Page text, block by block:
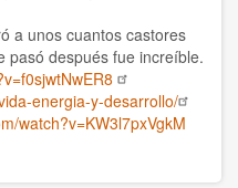
a unos cuantos castores
pasó después fue increíble.
energia-y-desarrollo/
watch?v=KW3l7pxVgkM